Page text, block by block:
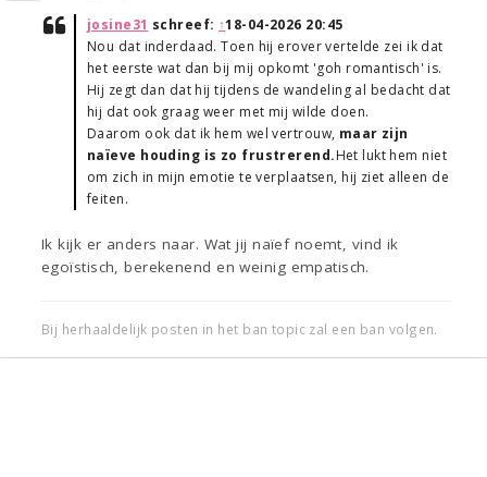
josine31 schreef: ↑18-04-2026 20:45
Nou dat inderdaad. Toen hij erover vertelde zei ik dat
het eerste wat dan bij mij opkomt 'goh romantisch' is.
Hij zegt dan dat hij tijdens de wandeling al bedacht dat
hij dat ook graag weer met mij wilde doen.
Daarom ook dat ik hem wel vertrouw, maar zijn
naïeve houding is zo frustrerend.Het lukt hem niet
om zich in mijn emotie te verplaatsen, hij ziet alleen de
feiten.
Ik kijk er anders naar. Wat jij naïef noemt, vind ik
egoïstisch, berekenend en weinig empatisch.
Bij herhaaldelijk posten in het ban topic zal een ban volgen.